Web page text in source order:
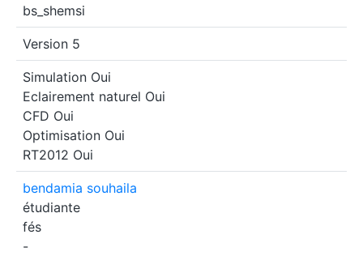
bs_shemsi
Version 5
Simulation Oui
Eclairement naturel Oui
CFD Oui
Optimisation Oui
RT2012 Oui
bendamia souhaila
étudiante
fés
-